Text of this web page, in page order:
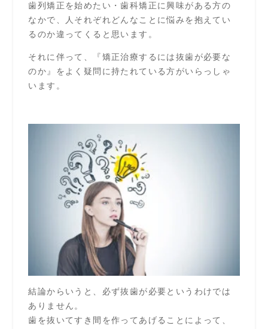
歯列矯正を始めたい・歯科矯正に興味がある方の
なかで、人それぞれどんなことに悩みを抱えてい
るのか違ってくると思います。
それに伴って、『矯正治療するには抜歯が必要な
のか』をよく疑問に持たれている方がいらっしゃ
います。
結論からいうと、必ず抜歯が必要というわけでは
ありません。
歯を抜いてすき間を作ってあげることによって、